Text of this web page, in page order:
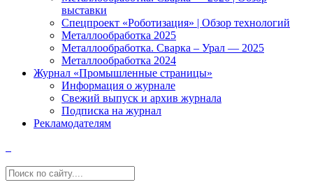
выставки
Спецпроект «Роботизация» | Обзор технологий
Металлообработка 2025
Металлообработка. Сварка – Урал — 2025
Металлообработка 2024
Журнал «Промышленные страницы»
Информация о журнале
Свежий выпуск и архив журнала
Подписка на журнал
Рекламодателям